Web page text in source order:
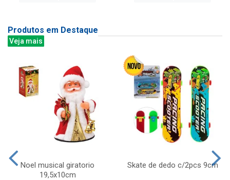
Produtos em Destaque
Veja mais
Noel musical giratorio
19,5x10cm
Skate de dedo c/2pcs 9cm